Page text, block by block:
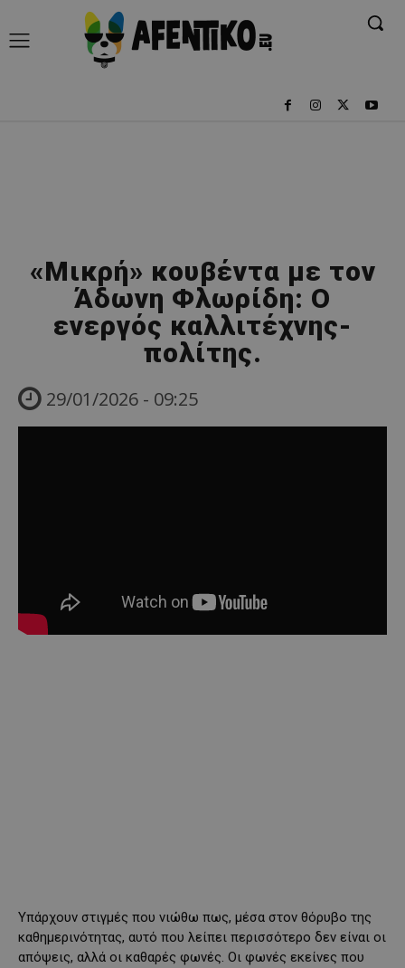
«Μικρή» κουβέντα με τον
Άδωνη Φλωρίδη: Ο
ενεργός καλλιτέχνης-
πολίτης.
29/01/2026 - 09:25
Υπάρχουν στιγμές που νιώθω πως, μέσα στον θόρυβο της
καθημερινότητας, αυτό που λείπει περισσότερο δεν είναι οι
απόψεις, αλλά οι καθαρές φωνές. Οι φωνές εκείνες που